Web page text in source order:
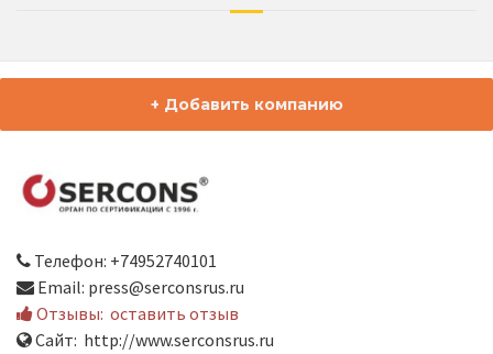
+ Добавить компанию
Телефон: +74952740101
Email: press@serconsrus.ru
Отзывы: оставить отзыв
Сайт: http://www.serconsrus.ru